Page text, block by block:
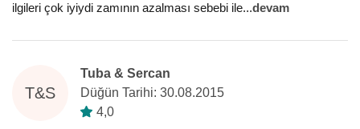
ilgileri çok iyiydi zamının azalması sebebi ile...devam
T&S
Tuba & Sercan
Düğün Tarihi: 30.08.2015
4,0